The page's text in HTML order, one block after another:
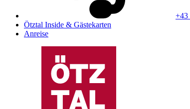
+43
Ötztal Inside & Gästekarten
Anreise